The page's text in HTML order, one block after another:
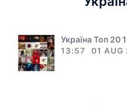
Україна Топ 20
13:57 01 AUG